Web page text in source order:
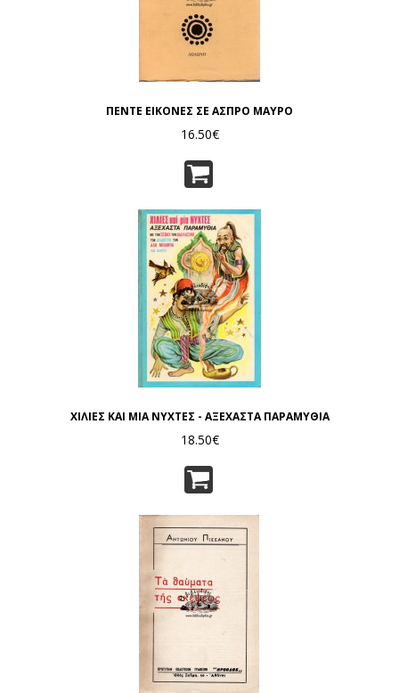
ΠΕΝΤΕ ΕΙΚΟΝΕΣ ΣΕ ΑΣΠΡΟ ΜΑΥΡΟ
16.50€
ΧΙΛΙΕΣ ΚΑΙ ΜΙΑ ΝΥΧΤΕΣ - ΑΞΕΧΑΣΤΑ ΠΑΡΑΜΥΘΙΑ
18.50€